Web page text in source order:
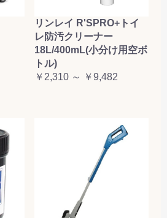
リンレイ R'SPRO+トイ
レ防汚クリーナー
18L/400mL(小分け用空ボ
トル)
￥2,310 ～ ￥9,482